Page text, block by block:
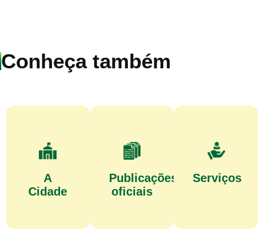
Conheça também
A
Cidade
Publicações
oficiais
Serviços